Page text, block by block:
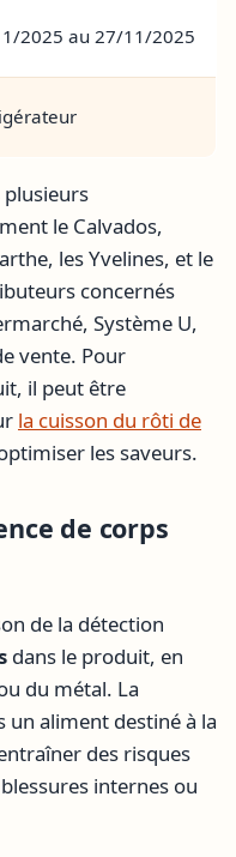
2025 au 27/11/2025
le Calvados,
les Yvelines, et le
concernés
Système U,
vente. Pour
il peut être
la cuisson du rôti de
les saveurs.
de corps
de la détection
dans le produit, en
du métal. La
un aliment destiné à la
des risques
internes ou